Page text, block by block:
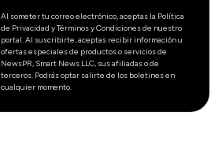
Al someter tu correo electrónico, aceptas la Política
de Privacidad y Términos y Condiciones de nuestro
portal. Al suscribirte, aceptas recibir información u
ofertas especiales de productos o servicios de
NewsPR, Smart News LLC, sus afiliadas o de
terceros. Podrás optar salirte de los boletines en
cualquier momento.